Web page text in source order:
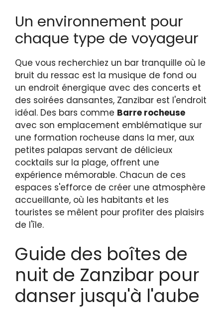
Un environnement pour
chaque type de voyageur
Que vous recherchiez un bar tranquille où le
bruit du ressac est la musique de fond ou
un endroit énergique avec des concerts et
des soirées dansantes, Zanzibar est l'endroit
idéal. Des bars comme Barre rocheuse
avec son emplacement emblématique sur
une formation rocheuse dans la mer, aux
petites palapas servant de délicieux
cocktails sur la plage, offrent une
expérience mémorable. Chacun de ces
espaces s'efforce de créer une atmosphère
accueillante, où les habitants et les
touristes se mêlent pour profiter des plaisirs
de l'île.
Guide des boîtes de
nuit de Zanzibar pour
danser jusqu'à l'aube